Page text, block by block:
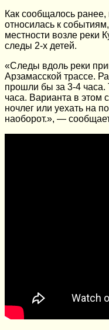
Как сообщалось
относилась к
местности возле реки
следы 2-х детей.
«Следы вдоль реки
Арзамасской трассе.
прошли бы за 3-4 часа.
часа. Варианта в этом
ночлег или уехать на
наоборот.», —